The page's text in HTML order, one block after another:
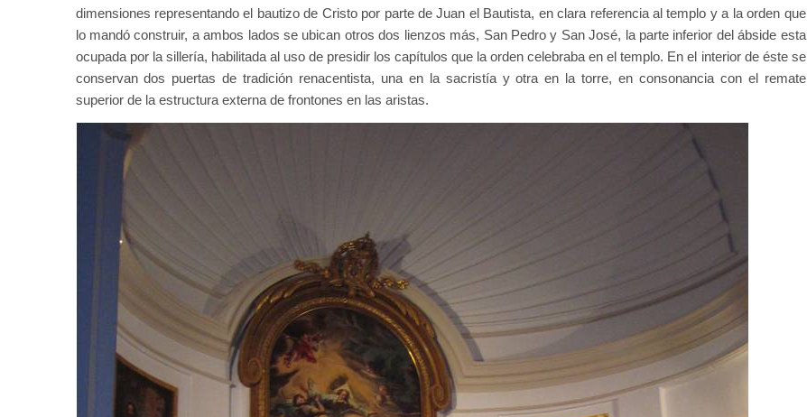
dimensiones representando el bautizo de Cristo por parte de Juan el Bautista, en clara referencia al templo y a la orden que
lo mandó construir, a ambos lados se ubican otros dos lienzos más, San Pedro y San José, la parte inferior del ábside esta
ocupada por la sillería, habilitada al uso de presidir los capítulos que la orden celebraba en el templo. En el interior de éste se
conservan dos puertas de tradición renacentista, una en la sacristía y otra en la torre, en consonancia con el remate
superior de la estructura externa de frontones en las aristas.